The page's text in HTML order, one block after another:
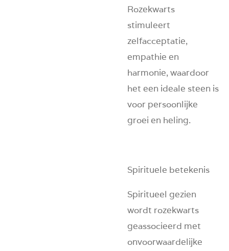
Rozekwarts
stimuleert
zelfacceptatie,
empathie en
harmonie, waardoor
het een ideale steen is
voor persoonlijke
groei en heling.
Spirituele betekenis
Spiritueel gezien
wordt rozekwarts
geassocieerd met
onvoorwaardelijke